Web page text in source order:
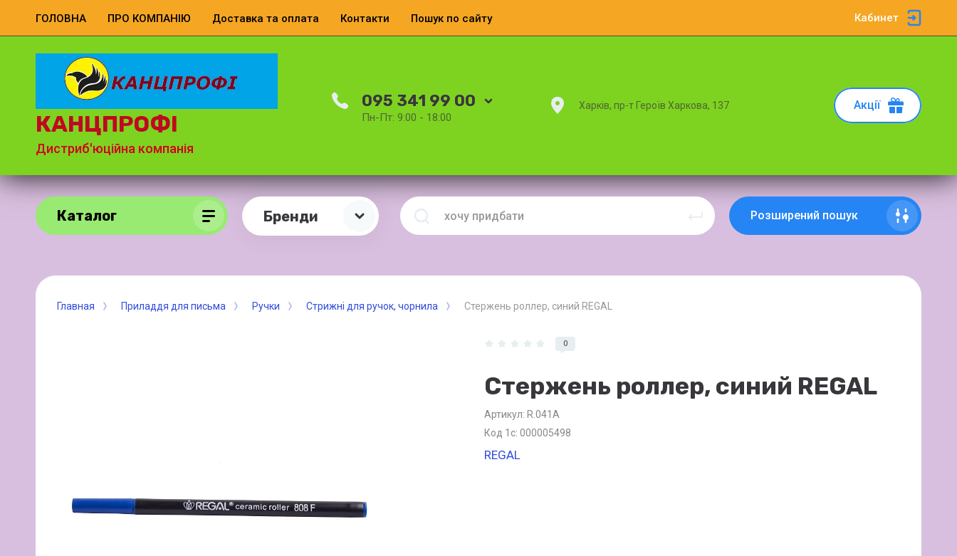
ГОЛОВНА ПРО КОМПАНІЮ Доставка та оплата Контакти Пошук по сайту Кабинет
КАНЦПРОФІ
Дистриб'юційна компанія
095 341 99 00
Пн-Пт: 9:00 - 18:00
Харків, пр-т Героїв Харкова, 137 Акції
Каталог Бренди Розширений пошук
Главная Приладдя для письма Ручки Стрижні для ручок, чорнила Стержень роллер, синий REGAL
0
Стержень роллер, синий REGAL
Артикул: R.041A
Код 1с: 000005498
REGAL